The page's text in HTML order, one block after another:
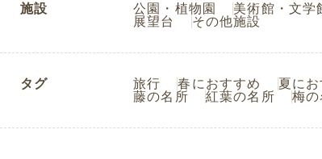
施設 公園・植物園 美術館・文学
展望台
その他施設
タグ 旅行 春におすすめ 夏に
藤の名所
紅葉の名所 梅の